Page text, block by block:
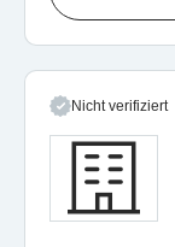
Nicht verifiziert